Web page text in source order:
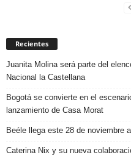
Recientes
Juanita Molina será parte del
Nacional la Castellana
Bogotá se convierte en el
lanzamiento de Casa Morat
Beéle llega este 28 de noviembre
Caterina Nix y su nueva